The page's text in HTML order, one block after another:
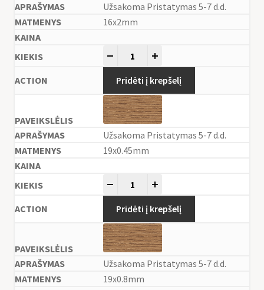
Užsakoma Pristatymas 5-7 d.d.
16x2mm
Pridėti į krepšelį
Užsakoma Pristatymas 5-7 d.d.
19x0.45mm
Pridėti į krepšelį
Užsakoma Pristatymas 5-7 d.d.
19x0.8mm